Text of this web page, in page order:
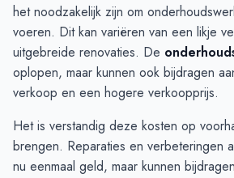
het noodzakelijk zijn om
voeren. Dit kan variëren van een likje
uitgebreide renovaties. De
oplopen, maar kunnen ook bijdragen
verkoop en een hogere verkoopprijs.
Het is verstandig deze kosten op
brengen. Reparaties en verbeteringen
nu eenmaal geld, maar kunnen